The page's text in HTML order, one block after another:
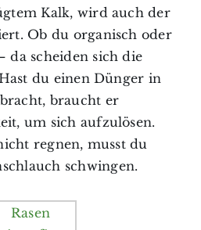
Kalk, wird auch der
Ob du organisch oder
da scheiden sich die
du einen Dünger in
braucht er
um sich aufzulösen.
regnen, musst du
schwingen.